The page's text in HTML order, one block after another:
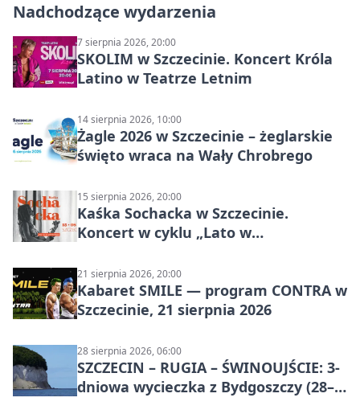
Nadchodzące wydarzenia
7 sierpnia 2026, 20:00
SKOLIM w Szczecinie. Koncert Króla
Latino w Teatrze Letnim
14 sierpnia 2026, 10:00
Żagle 2026 w Szczecinie – żeglarskie
święto wraca na Wały Chrobrego
15 sierpnia 2026, 20:00
Kaśka Sochacka w Szczecinie.
Koncert w cyklu „Lato w
21 sierpnia 2026, 20:00
Kabaret SMILE — program CONTRA w
Szczecinie, 21 sierpnia 2026
28 sierpnia 2026, 06:00
SZCZECIN – RUGIA – ŚWINOUJŚCIE: 3-
dniowa wycieczka z Bydgoszczy (28–